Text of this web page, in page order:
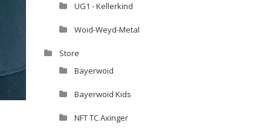
UG1 - Kellerkind
Woid-Weyd-Metal
Store
Bayerwoid
Bayerwoid Kids
NFT TC Axinger